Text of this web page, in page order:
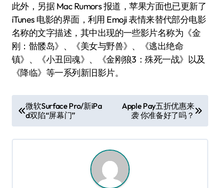
此外，另据 Mac Rumors 报道，苹果方面也已更新了
iTunes 电影的界面，利用 Emoji 表情来替代部分电影
名称的文字描述，其中出现的一些影片名称为《金
刚：骷髅岛》、《美女与野兽》、《逃出绝命
镇》、《小丑回魂》、《金刚狼3：殊死一战》以及
《降临》等一系列新旧影片。
章
导
微软Surface Pro/新iPa
d双陷“屏幕门”
Apple Pay五折优惠来
袭 你准备好了吗？